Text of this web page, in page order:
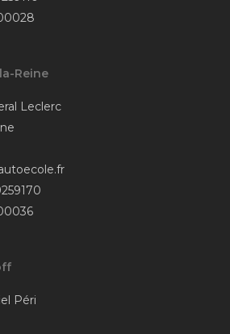
Reine
Leclerc
Péri